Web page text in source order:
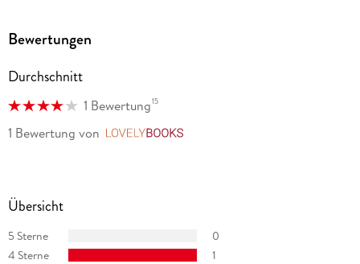
Bewertungen
Durchschnitt
1 Bewertung15
1 Bewertung von
Übersicht
5 Sterne
0
4 Sterne
1